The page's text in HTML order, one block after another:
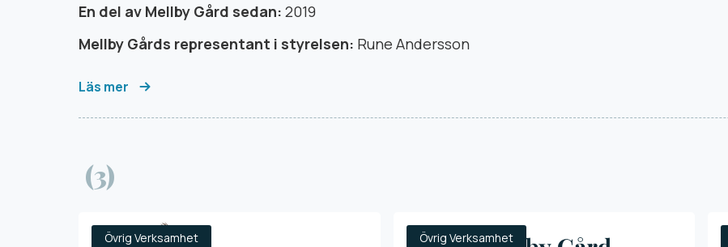
En del av Mellby Gård sedan: 2019
Mellby Gårds representant i styrelsen: Rune Andersson
Läs mer
(3)
Övrig Verksamhet Övrig Verksamhet